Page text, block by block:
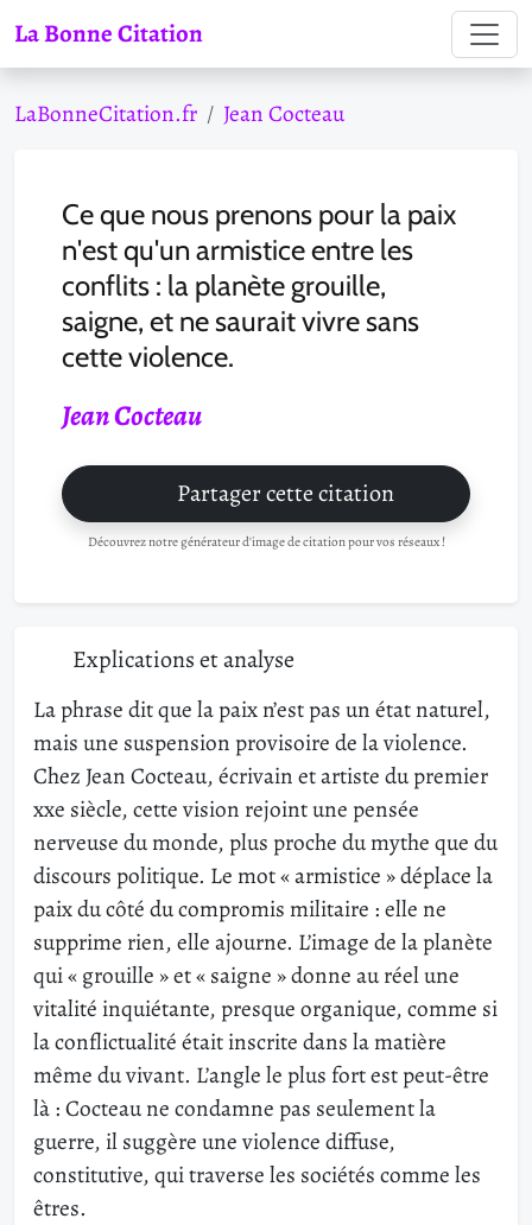
La Bonne Citation
LaBonneCitation.fr Jean Cocteau
Ce que nous prenons pour la paix
n'est qu'un armistice entre les
conflits : la planète grouille,
saigne, et ne saurait vivre sans
cette violence.
Jean Cocteau
Partager cette citation
Découvrez notre générateur d'image de citation pour vos réseaux !
Explications et analyse
La phrase dit que la paix n’est pas un état naturel,
mais une suspension provisoire de la violence.
Chez Jean Cocteau, écrivain et artiste du premier
xxe siècle, cette vision rejoint une pensée
nerveuse du monde, plus proche du mythe que du
discours politique. Le mot « armistice » déplace la
paix du côté du compromis militaire : elle ne
supprime rien, elle ajourne. L’image de la planète
qui « grouille » et « saigne » donne au réel une
vitalité inquiétante, presque organique, comme si
la conflictualité était inscrite dans la matière
même du vivant. L’angle le plus fort est peut-être
là : Cocteau ne condamne pas seulement la
guerre, il suggère une violence diffuse,
constitutive, qui traverse les sociétés comme les
êtres.